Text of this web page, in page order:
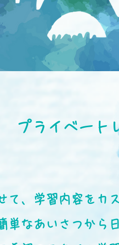
プライベート
て、学習内容をカ
単なあいさつから